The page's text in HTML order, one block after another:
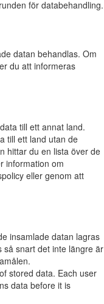
för databehandling.
datan behandlas. Om
du att informeras
till ett annat land.
till ett land utan de
hittar du en lista över de
information om
eller genom att
insamlade datan lagras
så snart det inte längre är
stored data. Each user
data before it is